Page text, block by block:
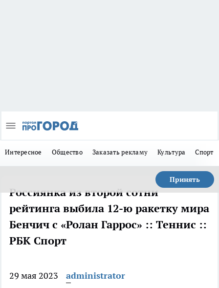
Интересное Общество Заказать рекламу Культура Спорт
Принять
Россиянка из второй сотни
рейтинга выбила 12-ю ракетку мира
Бенчич с «Ролан Гаррос» :: Теннис ::
РБК Спорт
29 мая 2023
administrator